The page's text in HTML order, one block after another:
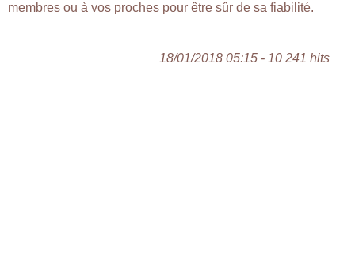
membres ou à vos proches pour être sûr de sa fiabilité.
18/01/2018 05:15 - 10 241 hits